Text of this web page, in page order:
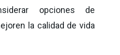
opciones de
la calidad de vida